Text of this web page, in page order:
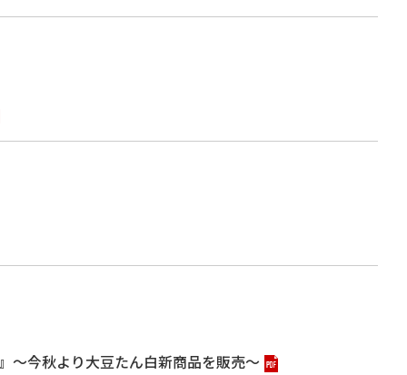
～今秋より大豆たん白新商品を販売～